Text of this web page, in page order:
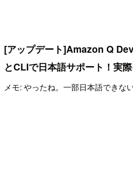
[アップデート]Amazon Q
とCLIで日本語サポート！実
メモ: やったね。一部日本語できな